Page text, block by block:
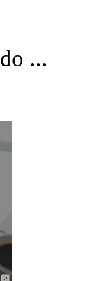
...